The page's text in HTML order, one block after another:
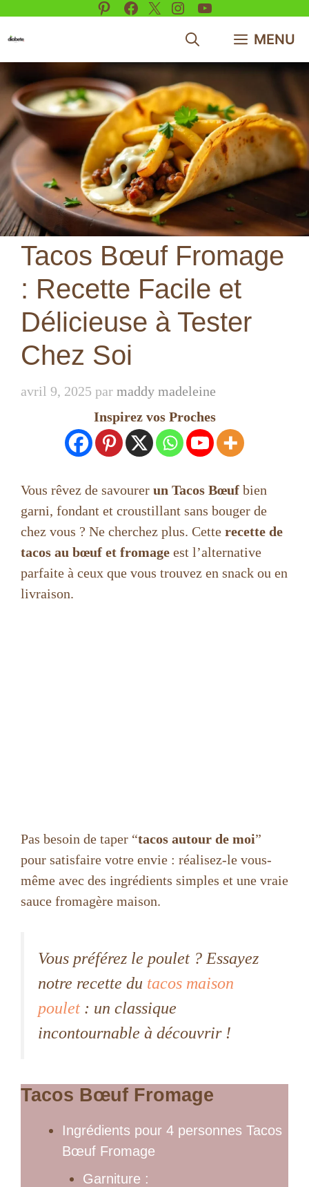
Pinterest
Facebook
X Instagram
YouTube
MENU
Tacos Bœuf Fromage
: Recette Facile et
Délicieuse à Tester
Chez Soi
avril 9, 2025 par maddy madeleine
Inspirez vos Proches
Vous rêvez de savourer un Tacos Bœuf bien
garni, fondant et croustillant sans bouger de
chez vous ? Ne cherchez plus. Cette recette de
tacos au bœuf et fromage est l’alternative
parfaite à ceux que vous trouvez en snack ou en
livraison.
Pas besoin de taper “tacos autour de moi”
pour satisfaire votre envie : réalisez-le vous-
même avec des ingrédients simples et une vraie
sauce fromagère maison.
Vous préférez le poulet ? Essayez
notre recette du tacos maison
poulet : un classique
incontournable à découvrir !
Tacos Bœuf Fromage
Ingrédients pour 4 personnes Tacos
Bœuf Fromage
Garniture :